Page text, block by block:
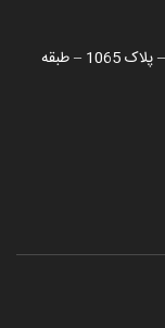
بزرگراه رسالت – بین 16 متری اول و دوم شمالی – پلاک 1065 – طبقه